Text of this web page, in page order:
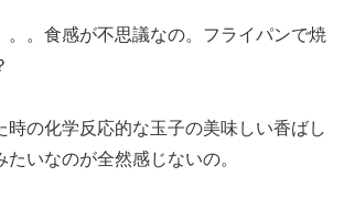
。。食感が不思議なの。フライパンで焼
時の化学反応的な玉子の美味しい香ばし
たいなのが全然感じないの。